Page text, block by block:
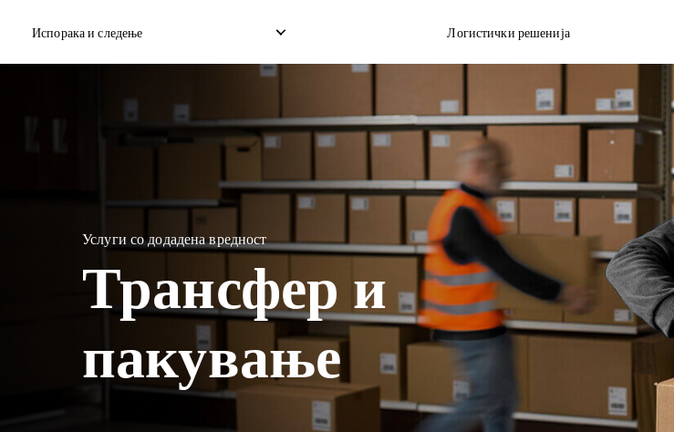
Испорака и следење Логистички решенија
Домашна експресна достава
Достава на домашен дропшип
Достава на домашен товар
Меѓународна испорака со дропшип
Меѓународна испорака на товар
Меѓународен консолидиран брод
Обратно подигнување
Управување со враќање
Услуги со додадена вредност
Трансфер и
пакување